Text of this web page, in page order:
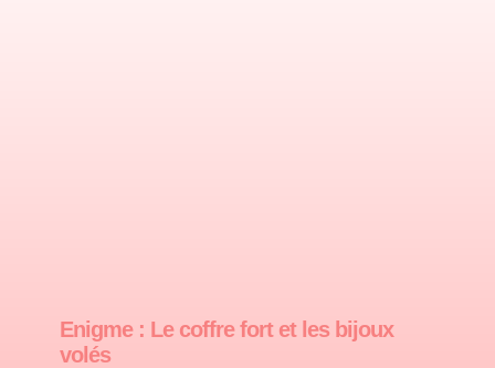
Enigme : Le coffre fort et les bijoux
volés